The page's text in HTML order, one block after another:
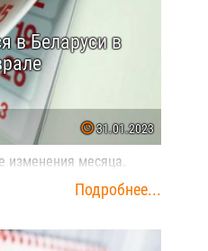
в Беларуси в
31.01.2023
месяца.
Подробнее...